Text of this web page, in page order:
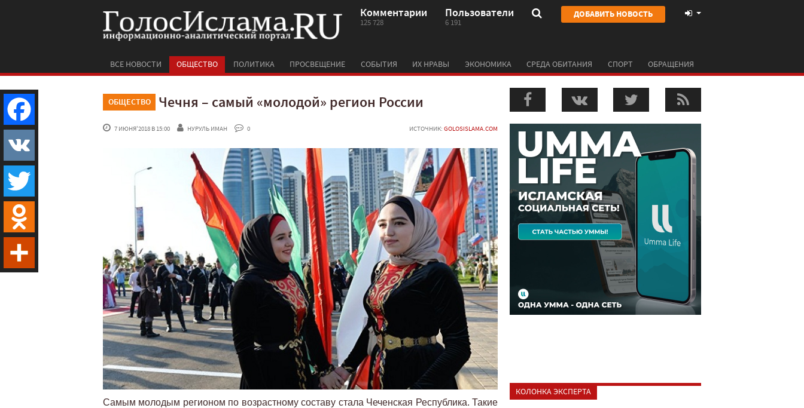
Комментарии
125 728
Пользователи
6 191
ДОБАВИТЬ НОВОСТЬ
ВСЕ НОВОСТИ ОБЩЕСТВО ПОЛИТИКА ПРОСВЕЩЕНИЕ СОБЫТИЯ ИХ НРАВЫ ЭКОНОМИКА СРЕДА ОБИТАНИЯ СПОРТ ОБРАЩЕНИЯ
ОБЩЕСТВО Чечня – самый «молодой» регион России
7 ИЮНЯ'2018 В 15:00 НУРУЛЬ ИМАН 0 ИСТОЧНИК: GOLOSISLAMA.COM
Самым молодым регионом по возрастному составу стала Чеченская Республика. Такие
КОЛОНКА ЭКСПЕРТА
Facebook
VK
Twitter
Odnoklassniki